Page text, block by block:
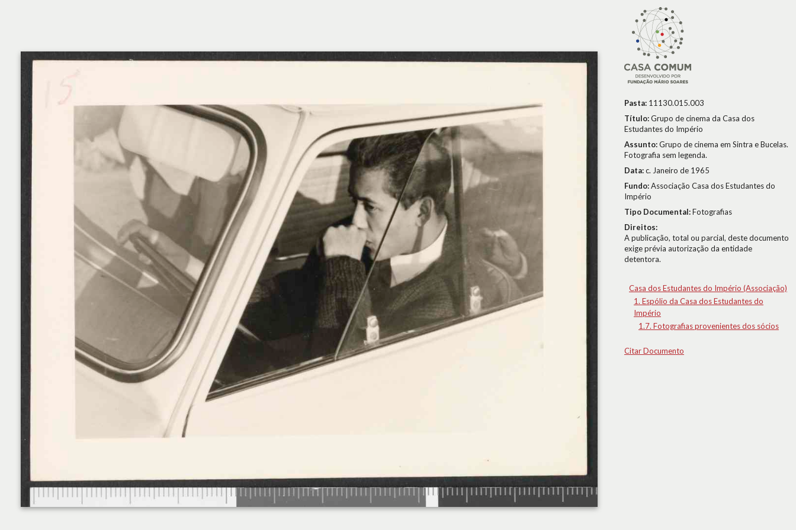
Pasta: 11130.015.003
Título:Grupo de cinema da Casa dos
Estudantes do Império
Assunto:Grupo de cinema em Sintra e Bucelas.
Fotografia sem legenda.
Data:c. Janeiro de 1965
Fundo:Associação Casa dos Estudantes do
Império
Tipo Documental:Fotografias
Direitos:
A publicação, total ou parcial, deste documento
exige prévia autorização da entidade
detentora.
Casa dos Estudantes do Império (Associação)
1. Espólio da Casa dos Estudantes do
Império
1.7. Fotografias provenientes dos sócios
Citar Documento